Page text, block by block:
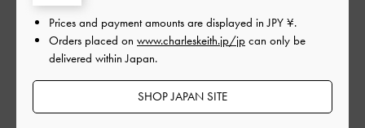
いからかもしれませんが)ので快適さは星3です
サイズ: その他（シューズ以外） |カラー: ブラック系
デザイン
とてもよかった
Prices and payment amounts are displayed inJPY ¥.
Orders placed on www.charleskeith.jp/jp can only be
delivered within Japan.
SHOP JAPAN SITE